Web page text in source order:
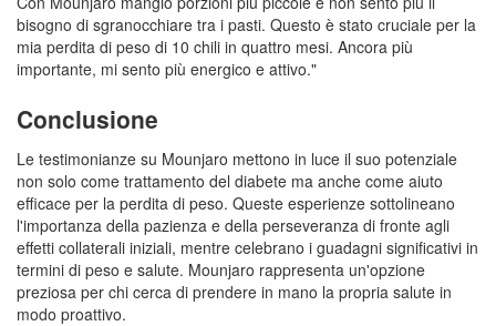
bisogno di sgranocchiare tra i pasti. Questo è stato cruciale per la
mia perdita di peso di 10 chili in quattro mesi. Ancora più
importante, mi sento più energico e attivo."
Conclusione
Le testimonianze su Mounjaro mettono in luce il suo potenziale
non solo come trattamento del diabete ma anche come aiuto
efficace per la perdita di peso. Queste esperienze sottolineano
l'importanza della pazienza e della perseveranza di fronte agli
effetti collaterali iniziali, mentre celebrano i guadagni significativi in
termini di peso e salute. Mounjaro rappresenta un'opzione
preziosa per chi cerca di prendere in mano la propria salute in
modo proattivo.